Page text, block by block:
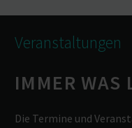
Veran­stal­tungen
IMMER WAS
Die Termine und